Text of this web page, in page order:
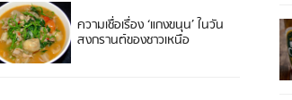
ความเชื่อเรื่อง ‘แกงขนุน’ ในวัน
สงกรานต์ของชาวเหนือ